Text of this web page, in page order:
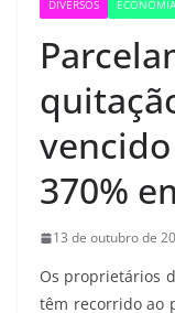
DIVERSOS ECONOMIA
370%
13 de outubro de
Os proprietários
têm recorrido ao